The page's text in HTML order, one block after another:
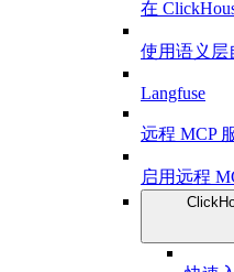
在
使用语义层
Langfuse
远程 MCP
启用远程